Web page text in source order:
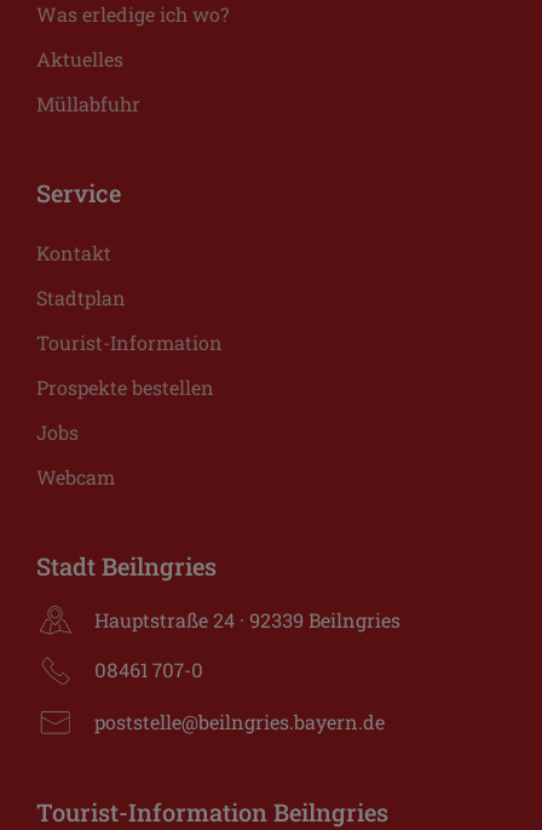
Was erledige ich wo?
Aktuelles
Müllabfuhr
Service
Kontakt
Stadtplan
Tourist-Information
Prospekte bestellen
Jobs
Webcam
Stadt Beilngries
Hauptstraße 24 · 92339 Beilngries
08461 707-0
poststelle@beilngries.bayern.de
Tourist-Information Beilngries